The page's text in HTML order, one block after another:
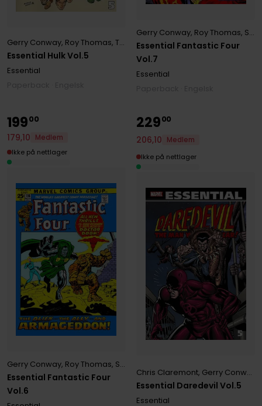
Essential Hulk Vol.5
Gerry Conway, Roy Thomas, Tony Isabella
Essential
Essential Fantastic Four
Vol.7
Gerry Conway, Roy Thomas, Stan Lee
Essential
Essential Fantastic Four
Vol.6
Gerry Conway, Roy Thomas, Stan Lee
19900
179,10
Medlem
Ikke på nettlager
Essential Daredevil Vol.5
Chris Claremont, Gerry Conway
Essential
22900
206,10
Medlem
Ikke på nettlager